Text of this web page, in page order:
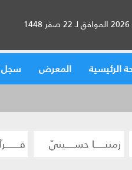
الرئيسية المعرض سجل
زمننــــــا حســـــينيّ